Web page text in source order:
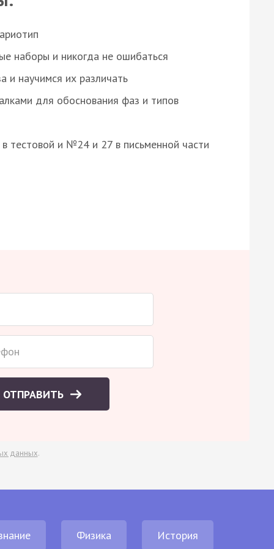
наборы и никогда не ошибаться
и научимся их различать
для обоснования фаз и типов
тестовой и №24 и 27 в письменной части
ОТПРАВИТЬ
данных.
Физика История